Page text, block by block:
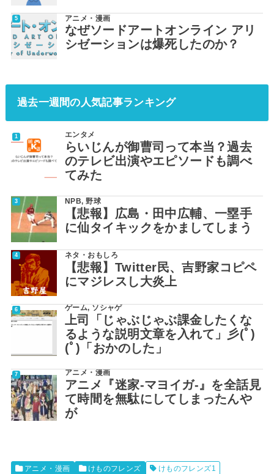
アニメ・漫画
なぜソードアートオンライン アリ
シゼーションは爆死したのか？
過去一週間の人気記事ランキング
エンタメ
らいじんが御曹司って本当？過去
のテレビ出演やエピソードも調べ
てみた
NPB,野球
【悲報】広島・田中広輔、一塁手
に仙タイキックをかましてしまう
ネタ・おもしろ
【悲報】Twitter民、吉野家コピペ
にマジレスし大炎上
ゲーム, ソシャゲ
上司「じゃぶじゃぶ課金したくな
るような説明文章を入れて」彡(ﾟ)
(ﾟ)「おかのした」
アニメ・漫画
アニメ『迷家-マヨイガ-』を全話見
て時間を無駄にしてしまったんや
が
アニメ・漫画 けものフレンズ けものフレンズ1